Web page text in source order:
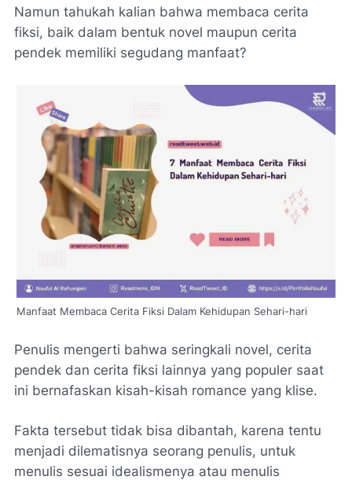
Namun tahukah kalian bahwa membaca cerita
fiksi, baik dalam bentuk novel maupun cerita
pendek memiliki segudang manfaat?
Manfaat Membaca Cerita Fiksi Dalam Kehidupan Sehari-hari
Penulis mengerti bahwa seringkali novel, cerita
pendek dan cerita fiksi lainnya yang populer saat
ini bernafaskan kisah-kisah romance yang klise.
Fakta tersebut tidak bisa dibantah, karena tentu
menjadi dilematisnya seorang penulis, untuk
menulis sesuai idealismenya atau menulis